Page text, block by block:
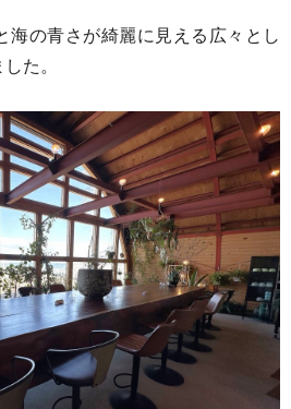
海の青さが綺麗に見える広々とし
た。